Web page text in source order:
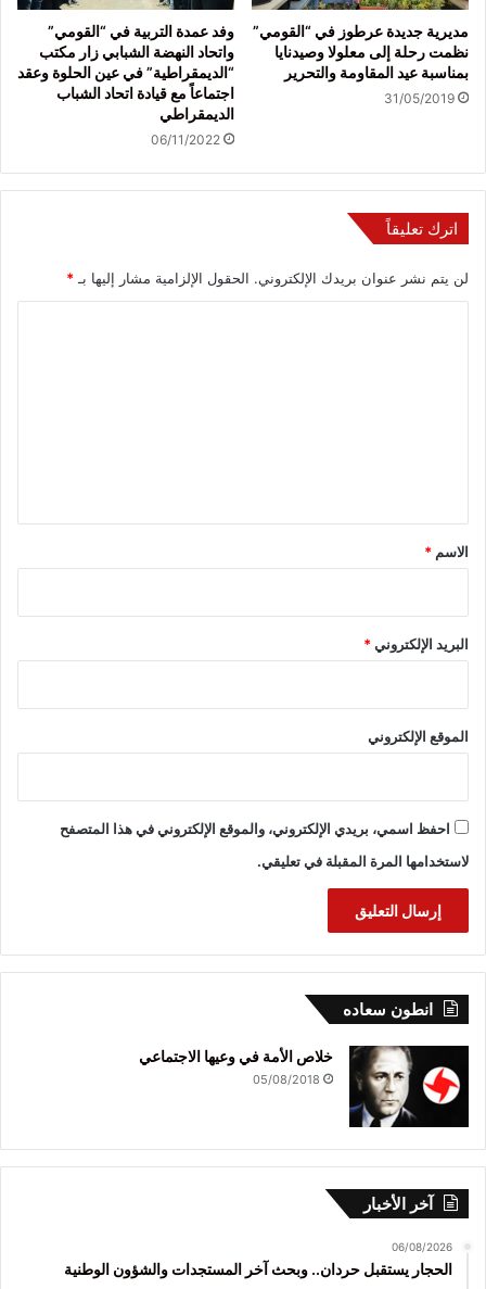
مديرية جديدة عرطوز في “القومي”
نظمت رحلة إلى معلولا وصيدنايا
بمناسبة عيد المقاومة والتحرير
31/05/2019
وفد عمدة التربية في “القومي”
واتحاد النهضة الشبابي زار مكتب
“الديمقراطية” في عين الحلوة وعقد
اجتماعاً مع قيادة اتحاد الشباب
الديمقراطي
06/11/2022
اترك تعليقاً
لن يتم نشر عنوان بريدك الإلكتروني. الحقول الإلزامية مشار إليها بـ *
*
الاسم *
البريد الإلكتروني*
الموقع الإلكتروني
احفظ اسمي، بريدي الإلكتروني، والموقع الإلكتروني في هذا المتصفح
لاستخدامها المرة المقبلة في تعليقي.
انطون سعاده
خلاص الأمة في وعيها الاجتماعي
05/08/2018
آخر الأخبار
06/08/2026
الحجار يستقبل حردان.. وبحث آخر المستجدات والشؤون الوطنية